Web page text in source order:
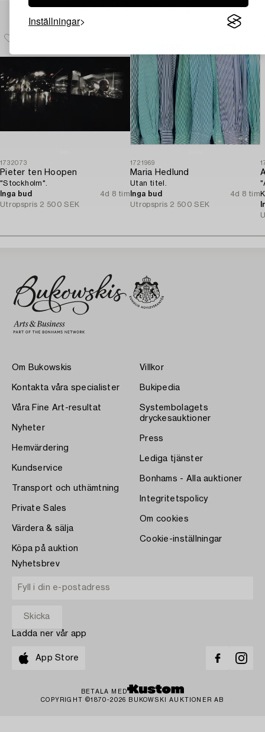
Inställningar
Andra har även tittat på
1732073
Pieter ten Hoopen
"Stockholm".
Inga bud
4d 8 tim
Utropspris 2 500 SEK
1721969
Maria Hedlund
Utan titel.
Inga bud
4d 8 tim
Utropspris 2 500 SEK
Om Bukowskis
Kontakta våra specialister
Våra Fine Art-resultat
Nyheter
Hemvärdering
Kundservice
Transport och uthämtning
Private Sales
Värdera & sälja
Köpa på auktion
Villkor
Bukipedia
Systembolagets
dryckesauktioner
Press
Lediga tjänster
Bonhams - Alla auktioner
Integritetspolicy
Om cookies
Cookie-inställningar
Nyhetsbrev
Ladda ner vår app
App Store
BETALA MED
COPYRIGHT ©1870-2026 BUKOWSKI AUKTIONER AB